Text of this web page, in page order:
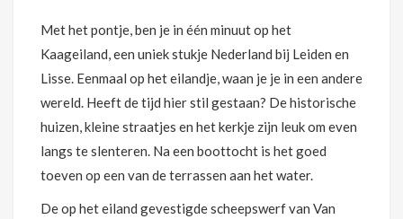
Met het pontje, ben je in één minuut op het
Kaageiland, een uniek stukje Nederland bij Leiden en
Lisse. Eenmaal op het eilandje, waan je je in een andere
wereld. Heeft de tijd hier stil gestaan? De historische
huizen, kleine straatjes en het kerkje zijn leuk om even
langs te slenteren. Na een boottocht is het goed
toeven op een van de terrassen aan het water.
De op het eiland gevestigde scheepswerf van Van